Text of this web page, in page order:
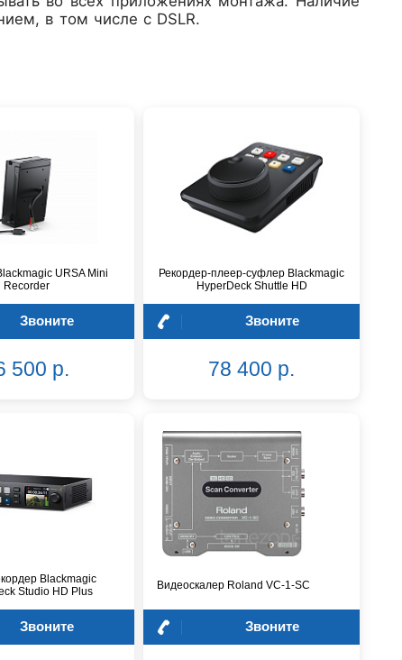
в том числе с DSLR.
URSA Mini
Recorder
Звоните
500 р.
Рекордер-плеер-суфлер Blackmagic
HyperDeck Shuttle HD
Звоните
78 400 р.
Blackmagic
Studio HD Plus
Звоните
Видеоскалер Roland VC-1-SC
Звоните